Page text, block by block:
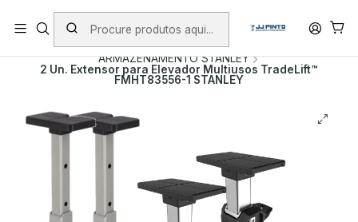
PORTES INCLUÍDOS EM ENCOMENDAS +75€ (excepto ilhas)
Início PRODUTOS
MALAS DE FERRAMENTA
ARMAZENAMENTO STANLEY
2 Un. Extensor para Elevador Multiusos TradeLift™
FMHT83556-1 STANLEY